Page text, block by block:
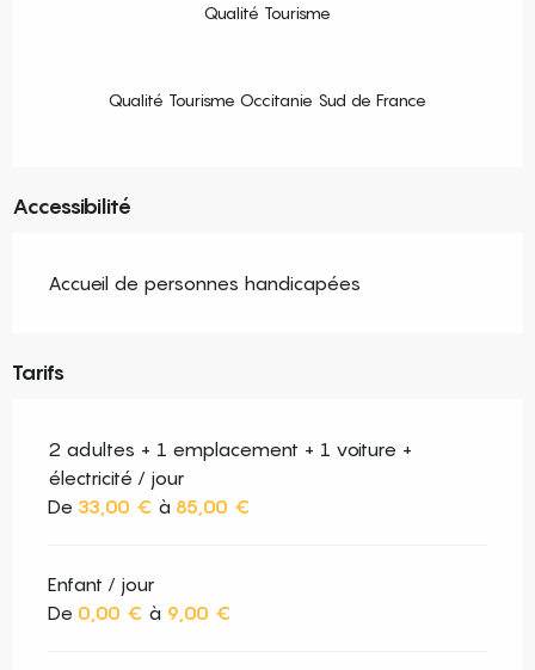
Qualité Tourisme
Qualité Tourisme Occitanie Sud de France
Accessibilité
Accueil de personnes handicapées
Tarifs
2 adultes + 1 emplacement + 1 voiture +
électricité / jour
De 33,00 € à 85,00 €
Enfant / jour
De 0,00 € à 9,00 €